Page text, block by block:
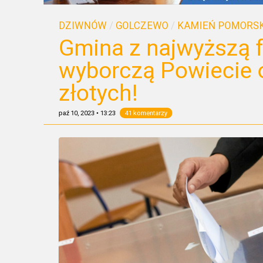
DZIWNÓW / GOLCZEWO / KAMIEŃ
Gmina z najwyższą
wyborczą Powiecie
złotych!
paź 10, 2023 • 13:23 41 komentarzy